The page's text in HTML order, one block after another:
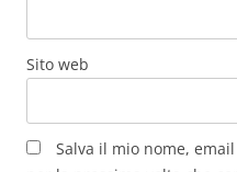
Sito web
Salva il mio nome,